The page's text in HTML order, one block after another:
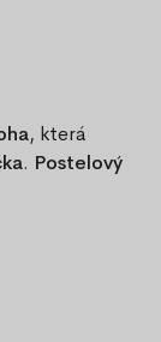
, která
. Postelový